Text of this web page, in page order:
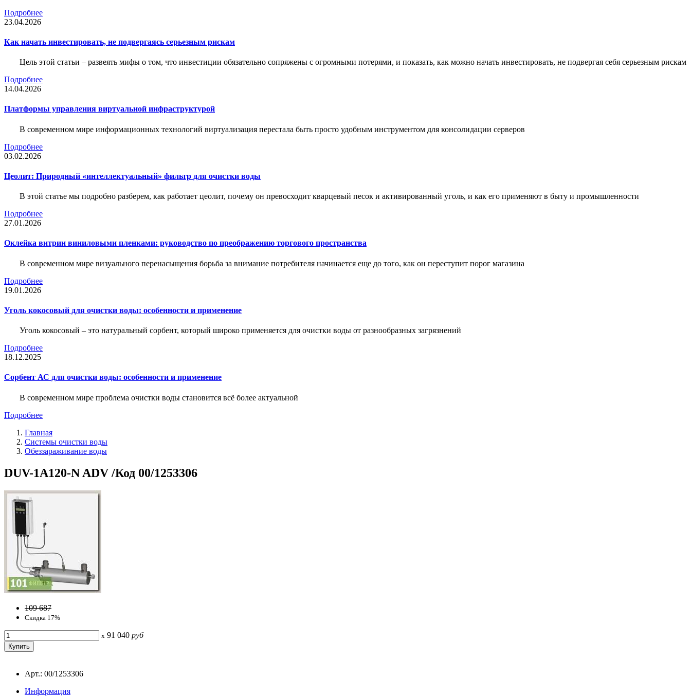
Подробнее
23.04.2026
Как начать инвестировать, не подвергаясь серьезным рискам
Цель этой статьи – развеять мифы о том, что инвестиции обязательно сопряжены с огромными потерями, и показать, как можно начать инвестировать, не подвергая себя серьезным рискам
Подробнее
14.04.2026
Платформы управления виртуальной инфраструктурой
В современном мире информационных технологий виртуализация перестала быть просто удобным инструментом для консолидации серверов
Подробнее
03.02.2026
Цеолит: Природный «интеллектуальный» фильтр для очистки воды
В этой статье мы подробно разберем, как работает цеолит, почему он превосходит кварцевый песок и активированный уголь, и как его применяют в быту и промышленности
Подробнее
27.01.2026
Оклейка витрин виниловыми пленками: руководство по преображению торгового пространства
В современном мире визуального перенасыщения борьба за внимание потребителя начинается еще до того, как он переступит порог магазина
Подробнее
19.01.2026
Уголь кокосовый для очистки воды: особенности и применение
Уголь кокосовый – это натуральный сорбент, который широко применяется для очистки воды от разнообразных загрязнений
Подробнее
18.12.2025
Сорбент АС для очистки воды: особенности и применение
В современном мире проблема очистки воды становится всё более актуальной
Подробнее
Главная
Системы очистки воды
Обеззараживание воды
DUV-1A120-N ADV /Код 00/1253306
109 687
Скидка 17%
x 91 040 руб
Арт.: 00/1253306
Информация